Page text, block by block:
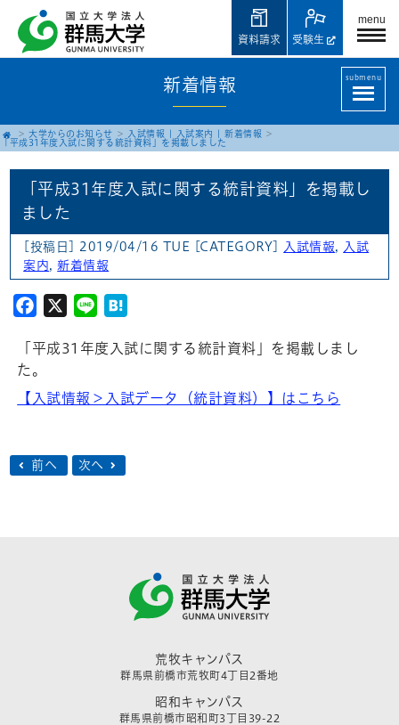
menu
受験生
資料請求
新着情報 submenu
大学からのお知らせ 入試情報 入試案内
新着情報
「平成31年度入試に関する統計資料」を掲載しました
「平成31年度入試に関する統計資料」を掲載し
ました
[投稿日] 2019/04/16 TUE [CATEGORY] 入試情報,
入試
案内 ,新着情報
Facebook
X Line
「平成31年度入試に関する統計資料」を掲載しまし
た。
【入試情報＞入試データ（統計資料）】はこちら
前へ 次へ
荒牧キャンパス
群馬県前橋市荒牧町4丁目2番地
昭和キャンパス
群馬県前橋市昭和町3丁目39-22